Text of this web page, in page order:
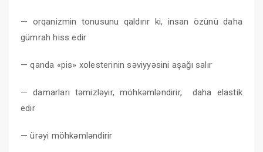
— orqanizmin tonusunu qaldırır ki, insan özünü daha
gümrah hiss edir
— qanda «pis» xolesterinin səviyyəsini aşağı salır
— damarları təmizləyir, möhkəmləndirir, daha elastik
edir
— ürəyi möhkəmləndirir